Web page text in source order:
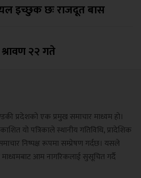
इच्छुक छः राजदूत बास
२२ गते
प्रदेशको एक प्रमुख समाचार माध्यम हो।
यो पत्रिकाले स्थानीय गतिविधि, प्रादेशिक
समाचार निष्पक्ष रूपमा सम्प्रेषण गर्दछ। यसले
माध्यमबाट आम नागरिकलाई सुसूचित गर्दै